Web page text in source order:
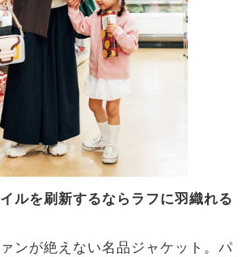
ルを刷新するならラフに羽織れる
ンが絶えない名品ジャケット。パ